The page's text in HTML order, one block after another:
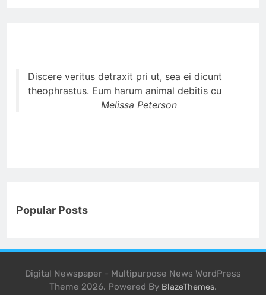
Discere veritus detraxit pri ut, sea ei dicunt
theophrastus. Eum harum animal debitis cu
Melissa Peterson
Popular Posts
Digital Newspaper - Multipurpose News WordPress
Theme 2026. Powered By BlazeThemes.